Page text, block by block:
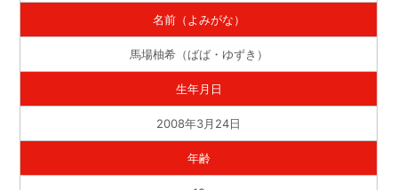
名前（よみがな）
馬場柚希（ばば・ゆずき）
生年月日
2008年3月24日
年齢